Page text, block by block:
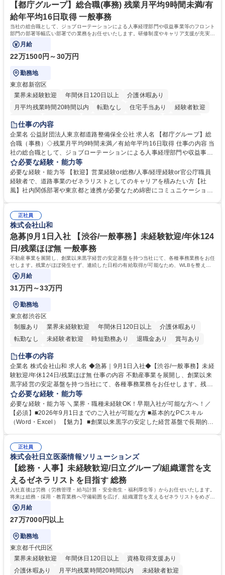
社員から頼られる存在になることができます。平均19:30の退勤以降の業
務の持ち帰りも禁止されており、メリハリのある働き方となります。 学
歴・資格 学歴：大学院 大学 高専 短大 語学力： 資格：
【都庁グループ】総合職(事務) 残業月平均9時間未満/有
給年平均16日取得 一般事務
当社の総合職として、ジョブローテーションによる人事経理部門や収益事業等のフロント
部門の部署等幅広い部署での業務をお任せいたします。研修制度やキャリア支援が充実し
ております！ ※下記業務詳細
月給
22万1500円～30万円
勤務地
東京都新宿区
業界未経験歓迎
年間休日120日以上
介護休暇あり
月平均残業時間20時間以内
転勤なし 住宅手当あり
経験者歓迎
研修あり
退職金あり
駅近5分以内
資格取得手当あり 食事補助あり
仕事の内容
企業名 公益財団法人東京都道路整備保全公社 求人名 【都庁グループ】総
合職（事務）◇残業月平均9時間未満／有給年平均16日取得 仕事の内容 当
社の総合職として、ジョブローテーションによる人事経理部門や収益事業
等のフロント部門の部署等幅広い部署での業務をお任せいたします。研修
制度やキャリア支援が充実しております！ ※下記業務詳細 【業務詳細】■
管理部門：広報、人事、経理など当公社の運営に係る管理業務 ■収益部
門：駐車場の新規開拓、管理運営、新宿駅西口広場の「イベントコーナ
道路施設や道路工事現場の見学ツアー事業 ※入社後は上記いずれかの部門
へ配属。※業務内容変更の範囲：会社の定める業務 募集職種 【都庁グル
ープ】総合職（事務）◇残業月平均9時間未満／有給年平均16日取得
必要な経験・能力等
必要な経験・能力等 【歓迎】営業経験or総務/人事/経理経験or官公庁職員
経験者で、道路事業のゼネラリストとしてのキャリアを積みたい方【社
風】社内関係部署や東京都と連携が必要なため綿密にコミュニケーション
部門など多岐に渡る業務を経験できます。 ■様々なプロジェクト：駐車場
事業の他、新宿駅西口広場内に設置された照明を兼ねた広告「ブライトサ
イン」の管理運営を行うなど、事業収益を生み出す活動を積極的に行って
います。 学歴・資格 学歴：大学院 大学 高専 短大 専修学校 高校 語学力：
資格：
正社員
株式会社山和
急募|9月1日入社 【渋谷/一般事務】未経験歓迎/年休124
日/残業ほぼ無 一般事務
不動産事業を展開し、創業以来黒字経営の安定基盤を持つ当社にて、各種事務業務をお任
せします。残業がほぼ発生せず、連続した日程の有給取得が可能なため、WLBを整えた
い方にお勧めの環境です！
月給
31万円～33万円
勤務地
東京都渋谷区
制服あり
業界未経験歓迎 年間休日120日以上
介護休暇あり
転勤なし
未経験者歓迎 時短勤務あり 退職金あり
賞与あり
育休あり
完全週休2日制
仕事の内容
企業名 株式会社山和 求人名 ◆急募｜9月1日入社◆【渋谷/一般事務】未経
験歓迎/年休124日/残業ほぼ無 仕事の内容 不動産事業を展開し、創業以来
黒字経営の安定基盤を持つ当社にて、各種事務業務をお任せします。残業
がほぼ発生せず、連続した日程の有給取得が可能なため、WLBを整えたい
方にお勧めの環境です！ 入社後はOJTを通じて丁寧に研修を行いますの
で、事務未経験の方でも安心して臨むことができます。 【業務詳細】■電
話・来客対応 ■物件の鍵や社内の備品管理 ■データ入力や書類作成 ■契約
必要な経験・能力等
必要な経験・能力等 ＼業界・職種未経験OK！早期入社が可能な方へ！／
【必須】■2026年9月1日までのご入社が可能な方 ■基本的なPCスキル
（Word・Excel） 【魅力】 ■創業以来黒字の安定した経営基盤で長期的に
のOJTで業務を習得可能、未経験でもしっかりサポート 学歴・資格 学
歴：大学院 大学 高専 短大 語学力： 資格：
正社員
株式会社日立医薬情報ソリューションズ
【総務・人事】未経験歓迎/日立グループ/組織運営を支
えるゼネラリストを目指す 総務
入社直後は労務（労務管理・給与計算・安全衛生・福利厚生等）からお任せいたします。
将来は総務・採用・教育業務へ守備範囲を広げ、組織運営を支えるゼネラリストをめざせ
ます。
月給
27万7000円以上
勤務地
東京都千代田区
業界未経験歓迎
年間休日120日以上
資格取得支援あり
介護休暇あり
月平均残業時間20時間以内 未経験者歓迎